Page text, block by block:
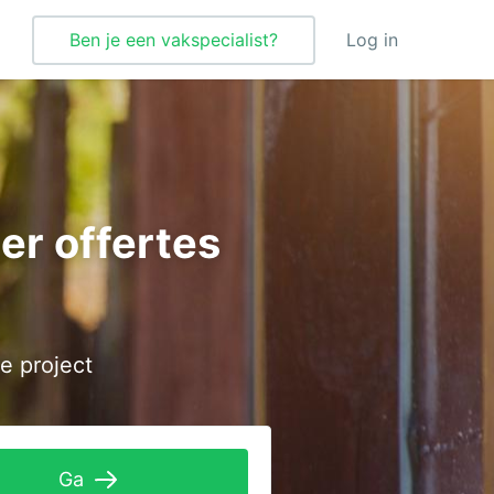
Ben je een vakspecialist? Log in
Vloerverwarming
Zonnepanelen
offertes
project
Ga